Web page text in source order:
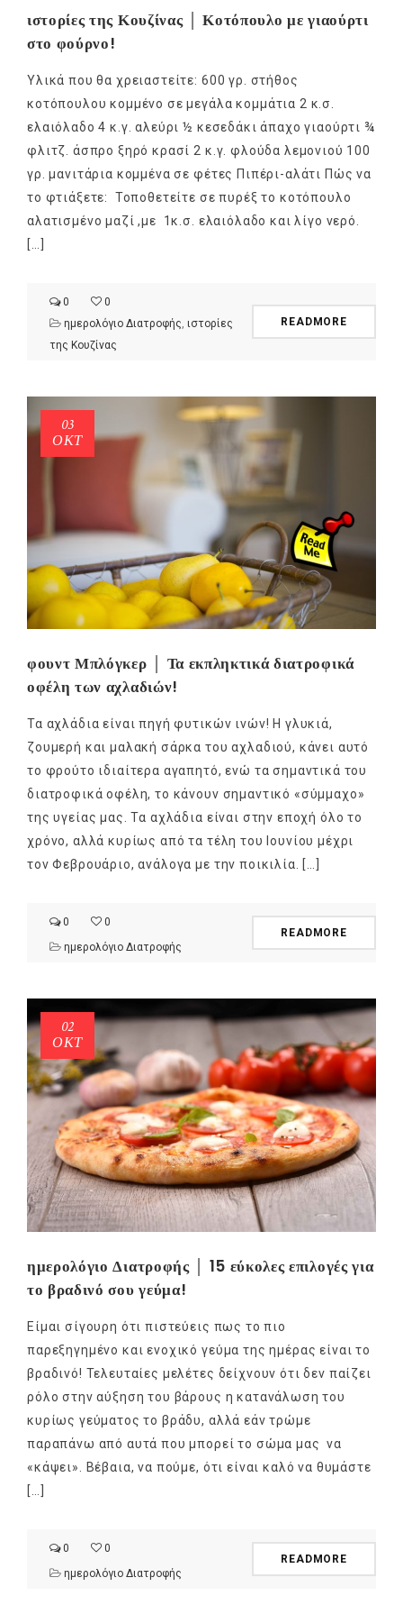
ιστορίες της Κουζίνας │ Κοτόπουλο με γιαούρτι
στο φούρνο!
Υλικά που θα χρειαστείτε: 600 γρ. στήθος
κοτόπουλου κομμένο σε μεγάλα κομμάτια 2 κ.σ.
ελαιόλαδο 4 κ.γ. αλεύρι ½ κεσεδάκι άπαχο γιαούρτι ¾
φλιτζ. άσπρο ξηρό κρασί 2 κ.γ. φλούδα λεμονιού 100
γρ. μανιτάρια κομμένα σε φέτες Πιπέρι-αλάτι Πώς να
το φτιάξετε: Τοποθετείτε σε πυρέξ το κοτόπουλο
αλατισμένο μαζί ,με 1κ.σ. ελαιόλαδο και λίγο νερό.
[…]
0
0
ημερολόγιο Διατροφής ιστορίες
της Κουζίνας
READMORE
03
ΟΚΤ
φουντ Μπλόγκερ │ Τα εκπληκτικά διατροφικά
οφέλη των αχλαδιών!
Τα αχλάδια είναι πηγή φυτικών ινών! Η γλυκιά,
ζουμερή και μαλακή σάρκα του αχλαδιού, κάνει αυτό
το φρούτο ιδιαίτερα αγαπητό, ενώ τα σημαντικά του
διατροφικά οφέλη, το κάνουν σημαντικό «σύμμαχο»
της υγείας μας. Τα αχλάδια είναι στην εποχή όλο το
χρόνο, αλλά κυρίως από τα τέλη του Ιουνίου μέχρι
τον Φεβρουάριο, ανάλογα με την ποικιλία. […]
0
0
ημερολόγιο Διατροφής
READMORE
02
ΟΚΤ
ημερολόγιο Διατροφής │ 15 εύκολες επιλογές για
το βραδινό σου γεύμα!
Είμαι σίγουρη ότι πιστεύεις πως το πιο
παρεξηγημένο και ενοχικό γεύμα της ημέρας είναι το
βραδινό! Τελευταίες μελέτες δείχνουν ότι δεν παίζει
ρόλο στην αύξηση του βάρους η κατανάλωση του
κυρίως γεύματος το βράδυ, αλλά εάν τρώμε
παραπάνω από αυτά που μπορεί το σώμα μας να
«κάψει». Βέβαια, να πούμε, ότι είναι καλό να θυμάστε
[…]
0
0
ημερολόγιο Διατροφής
READMORE